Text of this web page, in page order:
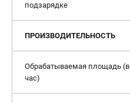
подзарядке
ПРОИЗВОДИТЕЛЬНОСТЬ
Обрабатываемая площадь (в
час)